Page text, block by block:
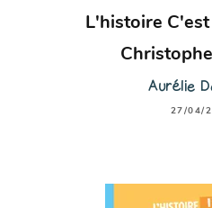
L'histoire
Aurélie
27/04/